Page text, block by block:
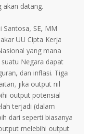
akan datang.
Santosa, SE, MM
UU Cipta Kerja
yang mana
Negara dapat
dan inflasi. Tiga
jika output riil
output potensial
terjadi (dalam
dari seperti biasanya
melebihi output